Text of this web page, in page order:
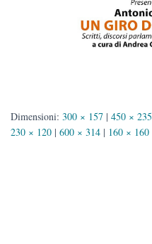
Dimensioni: 300 × 157 | 450 × 235
230 × 120 | 600 × 314 | 160 × 160